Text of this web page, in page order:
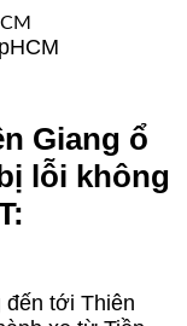
Giang ổ
lỗi không
đến tới Thiên